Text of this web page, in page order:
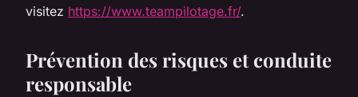
visitez https://www.teampilotage.fr/.
Prévention des risques et conduite
responsable